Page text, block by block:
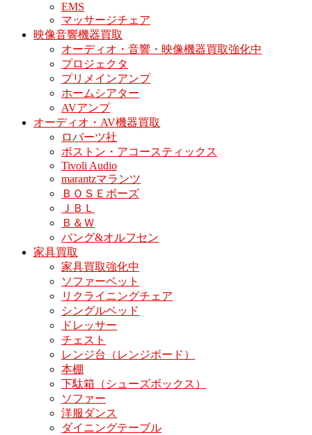
EMS
マッサージチェア
映像音響機器買取
オーディオ・音響・映像機器買取強化中
プロジェクタ
プリメインアンプ
ホームシアター
AVアンプ
オーディオ・AV機器買取
ロバーツ社
ボストン・アコースティックス
Tivoli Audio
marantzマランツ
ＢＯＳＥボーズ
ＪＢＬ
Ｂ＆Ｗ
バング&オルフセン
家具買取
家具買取強化中
ソファーベット
リクライニングチェア
シングルベッド
ドレッサー
チェスト
レンジ台（レンジボード）
本棚
下駄箱（シューズボックス）
ソファー
洋服ダンス
ダイニングテーブル